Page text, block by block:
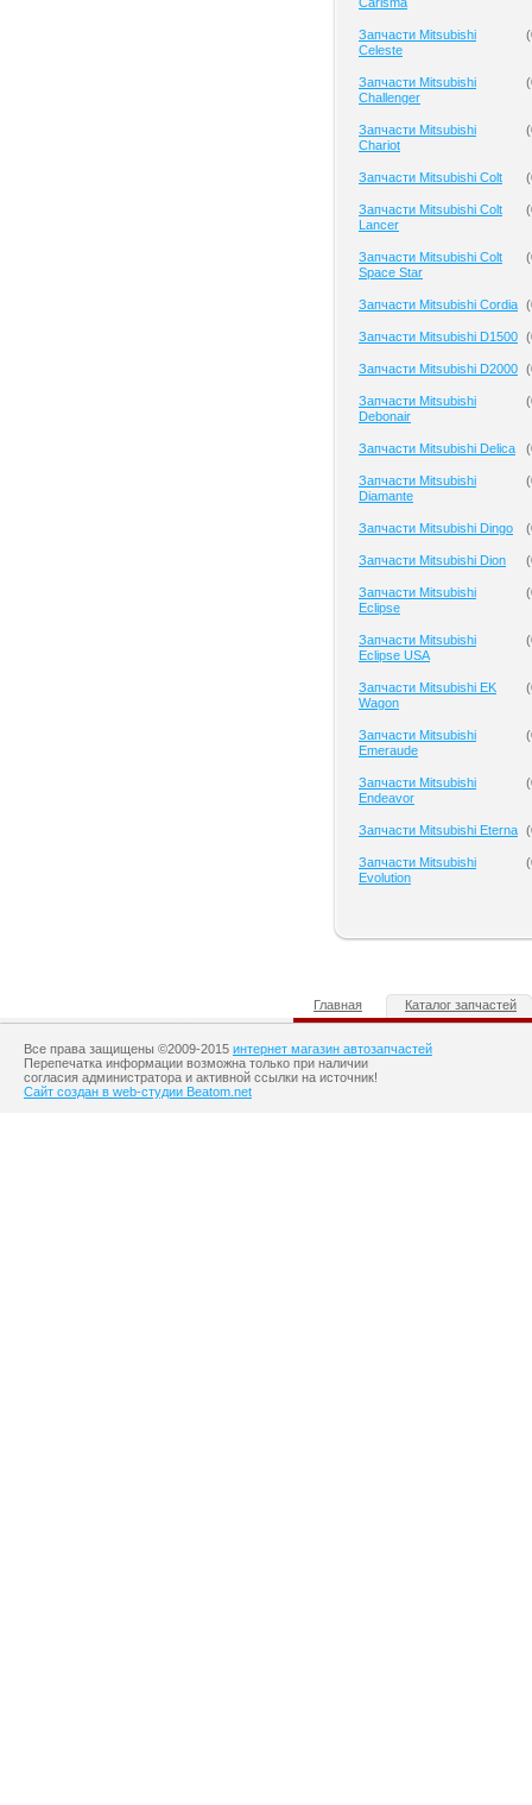
Запчасти Mitsubishi
Celeste
(
Запчасти Mitsubishi
Challenger
(
Запчасти Mitsubishi
Chariot
(
Запчасти Mitsubishi Colt (
Запчасти Mitsubishi Colt
Lancer
(
Запчасти Mitsubishi Colt
Space Star
(
Запчасти Mitsubishi Cordia (
Запчасти Mitsubishi D1500 (
Запчасти Mitsubishi D2000 (
Запчасти Mitsubishi
Debonair
(
Запчасти Mitsubishi Delica (
Запчасти Mitsubishi
Diamante
(
Запчасти Mitsubishi Dingo (
Запчасти Mitsubishi Dion (
Запчасти Mitsubishi
Eclipse
(
Запчасти Mitsubishi
Eclipse USA
(
Запчасти Mitsubishi EK
Wagon
(
Запчасти Mitsubishi
Emeraude
(
Запчасти Mitsubishi
Endeavor
(
Запчасти Mitsubishi Eterna (
Запчасти Mitsubishi
Evolution
(
Главная Каталог запчастей
Все права защищены ©2009-2015 интернет магазин автозапчастей
Перепечатка информации возможна только при наличии
согласия администратора и активной ссылки на источник!
Сайт создан в web-студии Beatom.net